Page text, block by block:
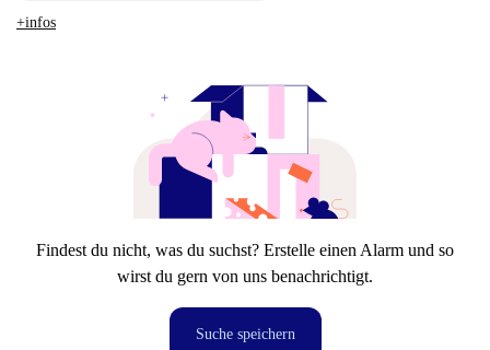
+infos
Findest du nicht, was du suchst? Erstelle einen Alarm und so
wirst du gern von uns benachrichtigt.
Suche speichern